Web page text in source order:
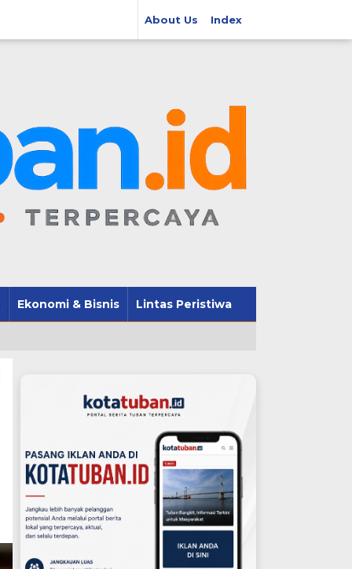
About Us Index
Ekonomi & Bisnis Lintas Peristiwa